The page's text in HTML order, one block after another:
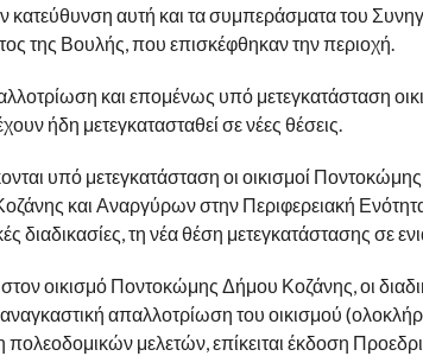
κατεύθυνση αυτή και τα συμπεράσματα του
της Βουλής, που επισκέφθηκαν την περιοχή.
και επομένως υπό μετεγκατάσταση
ήδη μετεγκατασταθεί σε νέες θέσεις.
υπό μετεγκατάσταση οι οικισμοί
και Αναργύρων στην Περιφερειακή
διαδικασίες, τη νέα θέση μετεγκατάστασης σε
στον οικισμό Ποντοκώμης Δήμου Κοζάνης, οι
αναγκαστική απαλλοτρίωση του οικισμού
πολεοδομικών μελετών, επίκειται έκδοση